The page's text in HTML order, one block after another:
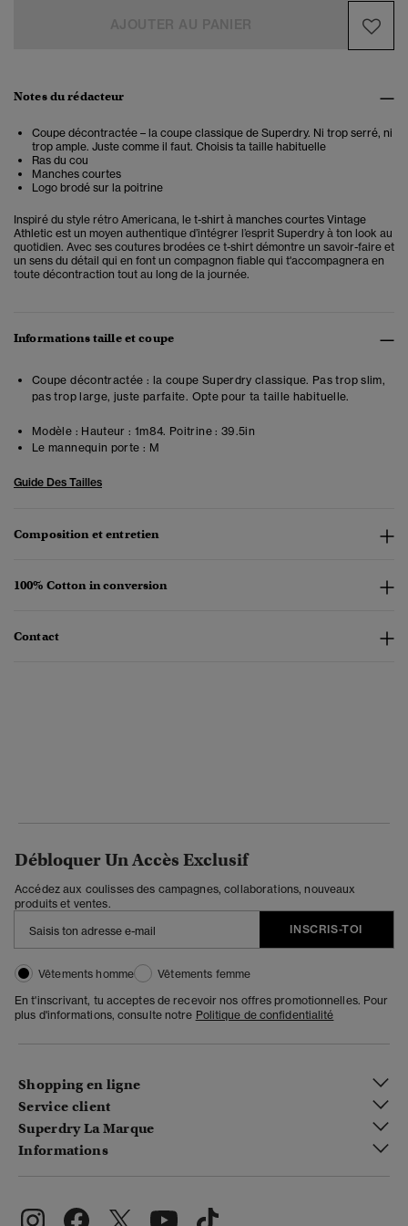
Notes du rédacteur
Coupe décontractée – la coupe classique de Superdry. Ni trop serré, ni
trop ample. Juste comme il faut. Choisis ta taille habituelle
Ras du cou
Manches courtes
Logo brodé sur la poitrine
Inspiré du style rétro Americana, le t-shirt à manches courtes Vintage
Athletic est un moyen authentique d’intégrer l’esprit Superdry à ton look au
quotidien. Avec ses coutures brodées ce t-shirt démontre un savoir-faire et
un sens du détail qui en font un compagnon fiable qui t'accompagnera en
toute décontraction tout au long de la journée.
Informations taille et coupe
Coupe décontractée : la coupe Superdry classique. Pas trop slim,
pas trop large, juste parfaite. Opte pour ta taille habituelle.
Modèle : Hauteur : 1m84. Poitrine : 39.5in
Le mannequin porte : M
Guide Des Tailles
Composition et entretien
100% Cotton in conversion
Contact
Débloquer Un Accès Exclusif
Accédez aux coulisses des campagnes, collaborations, nouveaux
produits et ventes.
INSCRIS-TOI
Vêtements homme
Vêtements femme
En t'inscrivant, tu acceptes de recevoir nos offres promotionnelles. Pour
plus d'informations, consulte notre Politique de confidentialité
Shopping en ligne
Service client
Superdry La Marque
Informations